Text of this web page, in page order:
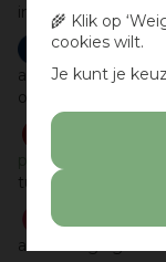
🌾 Klik op
cookies wilt.
Je kunt je
inspirerende
Volg
aanbiedingen,
op de hoogte.
pinbord op Pinterest
tuinhout projecten.
Schrijf je in
aankondigingen